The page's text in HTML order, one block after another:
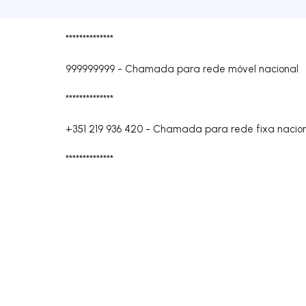
**************
999999999 - Chamada para rede móvel nacional
**************
+351 219 936 420 - Chamada para rede fixa
**************